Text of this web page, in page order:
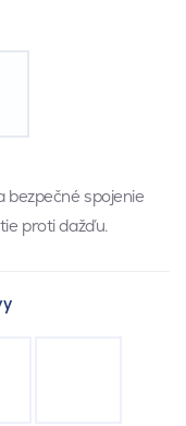
bezpečné spojenie
proti dažďu.